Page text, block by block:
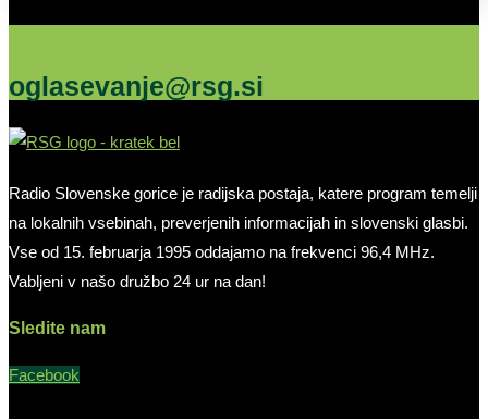
oglasevanje@rsg.si
Radio Slovenske gorice je radijska postaja, katere program temelji
na lokalnih vsebinah, preverjenih informacijah in slovenski glasbi.
Vse od 15. februarja 1995 oddajamo na frekvenci 96,4 MHz.
Vabljeni v našo družbo 24 ur na dan!
Sledite nam
Facebook